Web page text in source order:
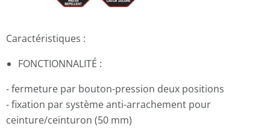
Caractéristiques :
FONCTIONNALITÉ :
- fermeture par bouton-pression deux positions
- fixation par système anti-arrachement pour
ceinture/ceinturon (50 mm)